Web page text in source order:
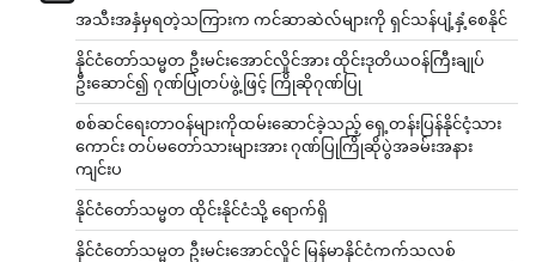
အသီးအနှံမှရတဲ့သကြားက ကင်ဆာဆဲလ်များကို ရှင်သန်ပျံ့နှံ့စေနိုင်
နိုင်ငံတော်သမ္မတ ဦးမင်းအောင်လှိုင်အား ထိုင်းဒုတိယဝန်ကြီးချုပ်
ဦးဆောင်၍ ဂုဏ်ပြုတပ်ဖွဲ့ဖြင့် ကြိုဆိုဂုဏ်ပြု
စစ်ဆင်ရေးတာဝန်များကိုထမ်းဆောင်ခဲ့သည့် ရှေ့တန်းပြန်နိုင်ငံ့သား
ကောင်း တပ်မတော်သားများအား ဂုဏ်ပြုကြိုဆိုပွဲအခမ်းအနား
ကျင်းပ
နိုင်ငံတော်သမ္မတ ထိုင်းနိုင်ငံသို့ ရောက်ရှိ
နိုင်ငံတော်သမ္မတ ဦးမင်းအောင်လှိုင် မြန်မာနိုင်ငံကက်သလစ်